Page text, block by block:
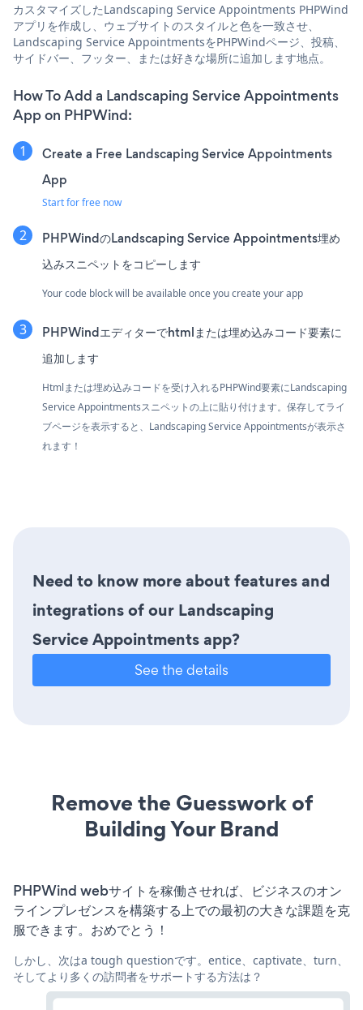
カスタマイズしたLandscaping Service Appointments PHPWind
アプリを作成し、ウェブサイトのスタイルと色を一致させ、
Landscaping Service AppointmentsをPHPWindページ、投稿、
サイドバー、フッター、または好きな場所に追加します地点。
How To Add a Landscaping Service Appointments
App on PHPWind:
Create a Free Landscaping Service Appointments
App
Start for free now
PHPWindのLandscaping Service Appointments埋め
込みスニペットをコピーします
Your code block will be available once you create your app
PHPWindエディターでhtmlまたは埋め込みコード要素に
追加します
Htmlまたは埋め込みコードを受け入れるPHPWind要素にLandscaping
Service Appointmentsスニペットの上に貼り付けます。保存してライ
ブページを表示すると、Landscaping Service Appointmentsが表示さ
れます！
Need to know more about features and
integrations of our Landscaping
Service Appointments app?
See the details
Remove the Guesswork of
Building Your Brand
PHPWind webサイトを稼働させれば、ビジネスのオン
ラインプレゼンスを構築する上での最初の大きな課題を克
服できます。おめでとう！
しかし、次はa tough questionです。entice、captivate、turn、
そしてより多くの訪問者をサポートする方法は？